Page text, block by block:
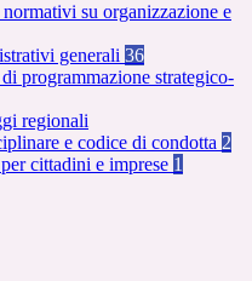
su organizzazione e
generali 36
programmazione strategico-
regionali
e codice di condotta 2
cittadini e imprese 1